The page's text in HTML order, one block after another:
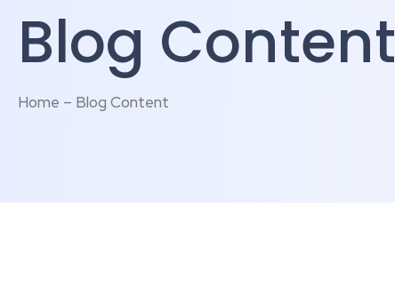
Blog Content
Home – Blog Content